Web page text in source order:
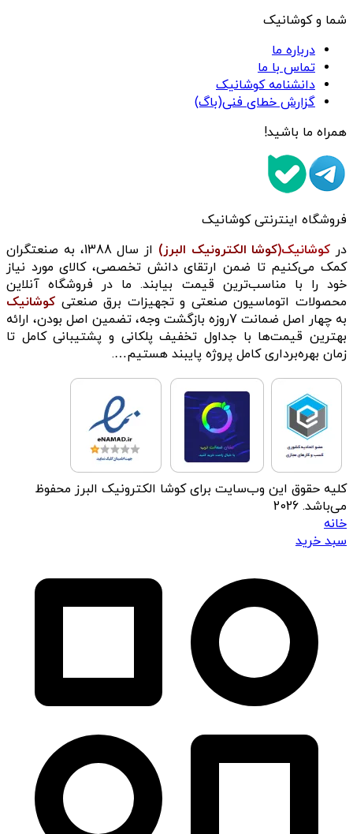
شما و کوشانیک
درباره ما
تماس با ما
دانشنامه کوشانیک
گزارش خطای فنی(باگ)
همراه ما باشید!
فروشگاه اینترنتی کوشانیک
در کوشانیک(کوشا الکترونیک البرز)
از سال 1388، به صنعتگران
کمک می‌کنیم تا ضمن ارتقای دانش تخصصی، کالای مورد نیاز
خود را با مناسب‌ترین قیمت بیابند. ما در فروشگاه آنلاین
محصولات اتوماسیون صنعتی و تجهیزات برق صنعتی کوشانیک
به چهار اصل ضمانت 7روزه بازگشت وجه، تضمین اصل بودن، ارائه
بهترین قیمت‌ها با جداول تخفیف پلکانی و پشتیبانی کامل تا
زمان بهره‌برداری کامل پروژه پایبند هستیم….
کلیه حقوق این وب‌سایت برای کوشا الکترونیک البرز محفوظ
می‌باشد. 2026
خانه
سبد خرید